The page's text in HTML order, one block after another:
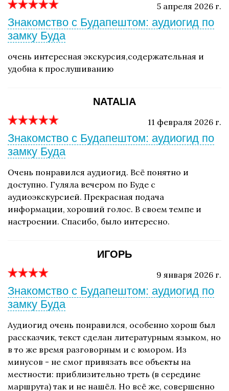
5 апреля 2026 г.
Знакомство с Будапештом: аудиогид по
замку Буда
очень интересная экскурсия,содержательная и
удобна к прослушиванию
NATALIA
11 февраля 2026 г.
Знакомство с Будапештом: аудиогид по
замку Буда
Очень понравился аудиогид. Всё понятно и
доступно. Гуляла вечером по Буде с
аудиоэкскурсией. Прекрасная подача
информации, хороший голос. В своем темпе и
настроении. Спасибо, было интересно.
ИГОРЬ
9 января 2026 г.
Знакомство с Будапештом: аудиогид по
замку Буда
Аудиогид очень понравился, особенно хорош был
рассказчик, текст сделан литературным языком, но
в то же время разговорным и с юмором. Из
минусов - не смог привязать все объекты на
местности: приблизительно треть (в середине
маршрута) так и не нашёл. Но всё же, совершенно